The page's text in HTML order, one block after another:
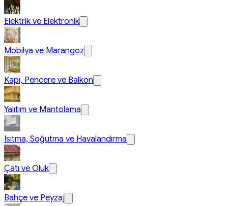
Elektrik ve Elektronik
Mobilya ve Marangoz
Kapı, Pencere ve Balkon
Yalıtım ve Mantolama
Isıtma, Soğutma ve Havalandırma
Çatı ve Oluk
Bahçe ve Peyzaj